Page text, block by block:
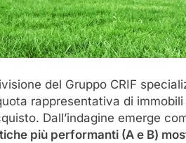
del Gruppo CRIF
rappresentativa di
Dall’indagine emerge
più performanti (A e B)